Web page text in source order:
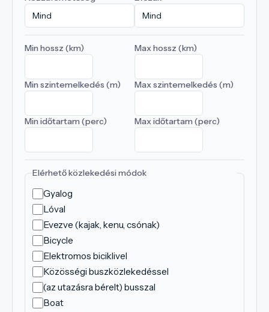
Min hossz (km) Max hossz (km)
Min szintemelkedés (m) Max szintemelkedés (m)
Min időtartam (perc) Max időtartam (perc)
Elérhető közlekedési módok
Gyalog
Lóval
Evezve (kajak, kenu, csónak)
Bicycle
Elektromos biciklivel
Közösségi buszközlekedéssel
(az utazásra bérelt) busszal
Boat